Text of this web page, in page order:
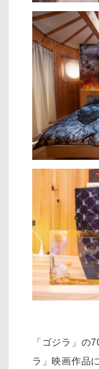
「ゴジラ」の
ラ」映画作品